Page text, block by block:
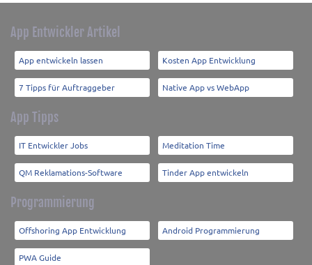
App Entwickler Artikel
App entwickeln lassen Kosten App Entwicklung
7 Tipps für Auftraggeber Native App vs WebApp
App Tipps
IT Entwickler Jobs Meditation Time
QM Reklamations-Software Tinder App entwickeln
Programmierung
Offshoring App Entwicklung Android Programmierung
PWA Guide